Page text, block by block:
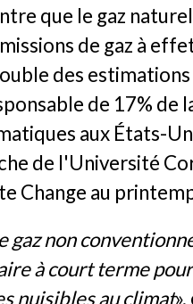
que le gaz
de gaz à
des
de 17% de
aux États-
de l'Université
Change au
gaz non
à court terme
nuisibles au climat